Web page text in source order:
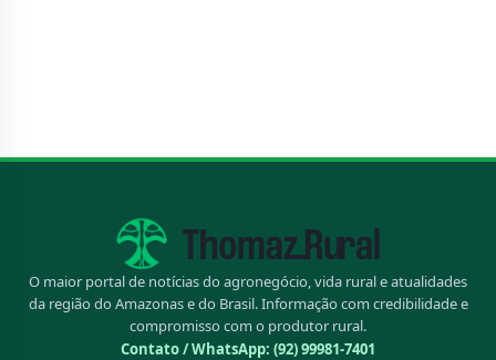
O maior portal de notícias do agronegócio, vida rural e atualidades
da região do Amazonas e do Brasil. Informação com credibilidade e
compromisso com o produtor rural.
Contato / WhatsApp: (92) 99981-7401